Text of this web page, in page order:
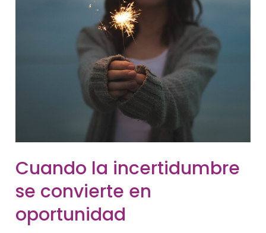
Cuando la incertidumbre
se convierte en
oportunidad
Cuando
La
Incertidumbre
Se
Convierte
Oportunidad